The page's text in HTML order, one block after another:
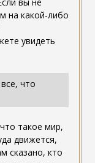
на какой-либо
увидеть
что
такое мир,
движется,
сказано, кто